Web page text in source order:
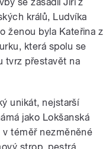
králů, Ludvíka
ženou byla Kateřina z
která spolu se
tvrz přestavět na
unikát, nejstarší
jako Lokšanská
v téměř nezměněné